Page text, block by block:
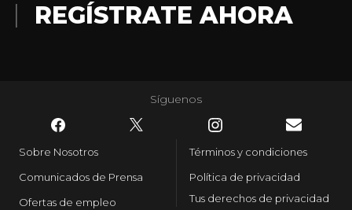
REGÍSTRATE AHORA
Síguenos
Sobre Nosotros
Comunicados de Prensa
Ofertas de empleo
Términos y condiciones
Política de privacidad
Tus derechos de privacidad